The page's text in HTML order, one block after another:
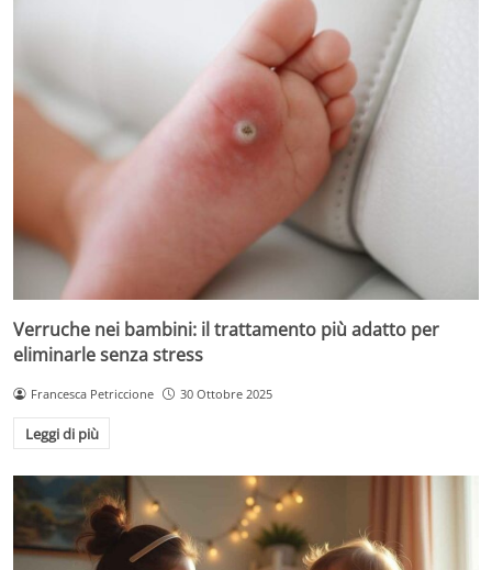
Verruche nei bambini: il trattamento più adatto per
eliminarle senza stress
Francesca Petriccione 30 Ottobre 2025
Leggi di più